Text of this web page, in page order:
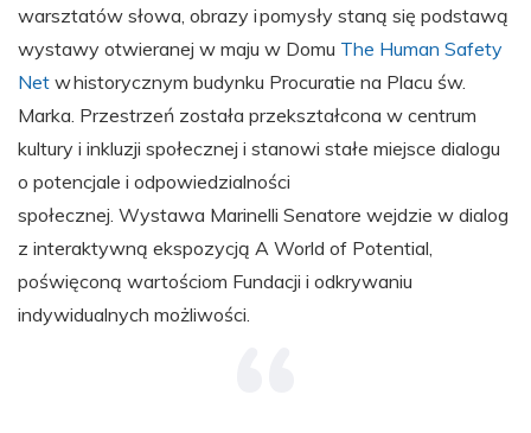
warsztatów słowa, obrazy i pomysły staną się podstawą
wystawy otwieranej w maju w Domu The Human Safety
Net w historycznym budynku Procuratie na Placu św.
Marka. Przestrzeń została przekształcona w centrum
kultury i inkluzji społecznej i stanowi stałe miejsce dialogu
o potencjale i odpowiedzialności
społecznej. Wystawa Marinelli Senatore wejdzie w dialog
z interaktywną ekspozycją A World of Potential,
poświęconą wartościom Fundacji i odkrywaniu
indywidualnych możliwości.